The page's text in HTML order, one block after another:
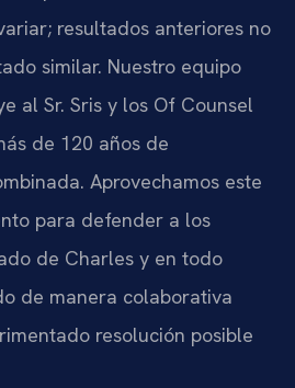
resultados anteriores no
similar. Nuestro equipo
al Sr. Sris y los Of Counsel
de 120 años de
Aprovechamos este
para defender a los
de Charles y en todo
de manera colaborativa
resolución posible